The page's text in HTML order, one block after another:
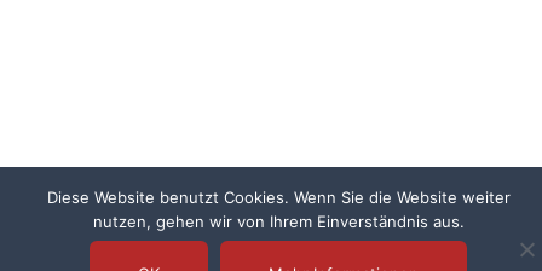
Diese Website benutzt Cookies. Wenn Sie die Website weiter
nutzen, gehen wir von Ihrem Einverständnis aus.